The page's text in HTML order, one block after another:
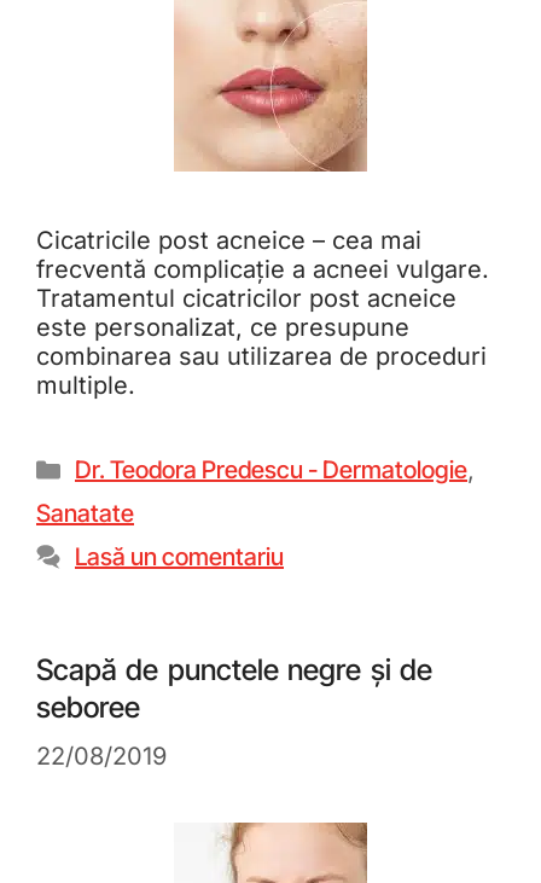
Cicatricile post acneice – cea mai
frecventă complicație a acneei vulgare.
Tratamentul cicatricilor post acneice
este personalizat, ce presupune
combinarea sau utilizarea de proceduri
multiple.
Dr. Teodora Predescu - Dermatologie,
Sanatate
Lasă un comentariu
Scapă de punctele negre și de
seboree
22/08/2019